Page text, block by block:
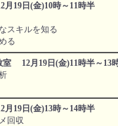
19日(金)10時～11時半
スキルを知る
る
12月19日(金)11時半～13
19日(金)13時～14時半
回収